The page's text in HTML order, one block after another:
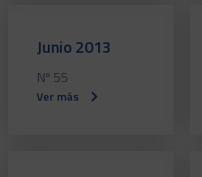
Junio 2013
Nº 55
Ver más